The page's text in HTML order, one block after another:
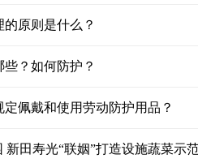
原则是什么？
？如何防护？
佩戴和使用劳动防护用品？
新田寿光“联姻”打造设施蔬菜示